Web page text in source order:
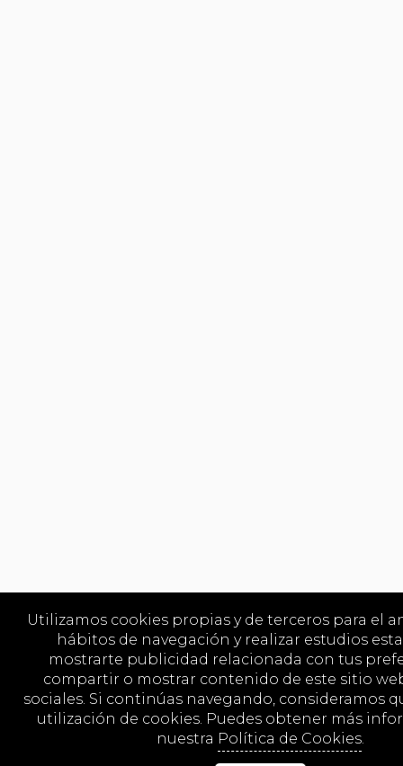
Utilizamos cookies propias y de terceros para el
hábitos de navegación y realizar estudios
mostrarte publicidad relacionada con tus
compartir o mostrar contenido de este sitio
sociales. Si continúas navegando, consideramos
utilización de cookies. Puedes obtener más
nuestra Política de Cookies.